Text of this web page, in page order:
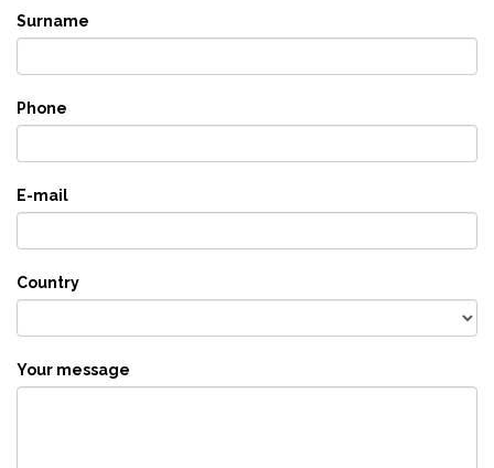
Surname
Phone
E-mail
Country
Your message